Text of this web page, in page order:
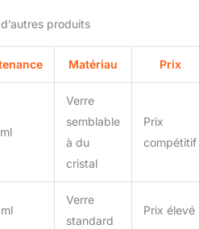
produits
Matériau Prix
Verre
semblable
à du
cristal
Prix
compétitif
Verre
standard
Prix élevé